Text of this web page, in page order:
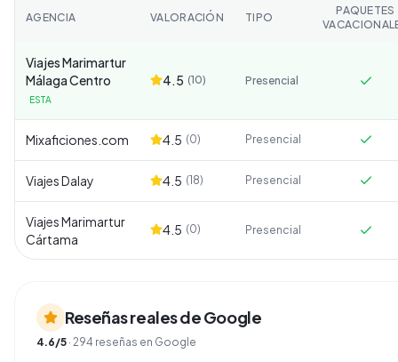
AGENCIA VALORACIÓN TIPO
PAQUETES
Viajes Marimartur
Málaga Centro
ESTA
4.5 (10) Presencial
Mixaficiones.com 4.5 (0) Presencial
Viajes Dalay 4.5 (18) Presencial
Viajes Marimartur
Cártama
4.5 (0) Presencial
Reseñas reales de Google
4.6/5 · 294 reseñas en Google